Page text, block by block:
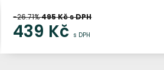
-26.71%495Kč s DPH
439 Kč s DPH